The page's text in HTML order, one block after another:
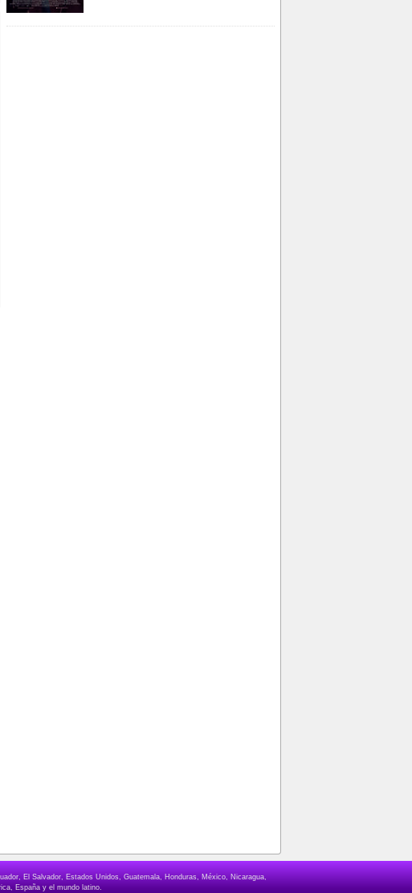
El Salvador, Estados Unidos, Guatemala, Honduras, México, Nicaragua,
España y el mundo latino.